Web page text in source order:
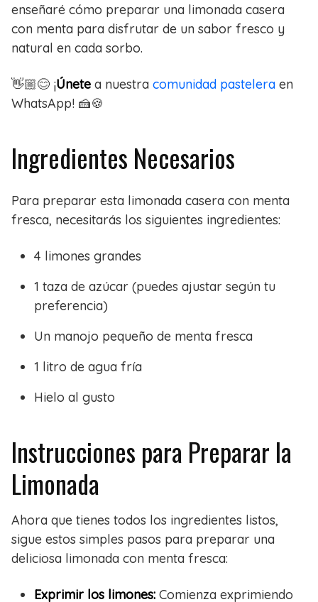
enseñaré cómo preparar una limonada casera
con menta para disfrutar de un sabor fresco y
natural en cada sorbo.
👋🏼😊 ¡Únete a nuestra comunidad pastelera en
WhatsApp! 🍰🍪
Ingredientes Necesarios
Para preparar esta limonada casera con menta
fresca, necesitarás los siguientes ingredientes:
4 limones grandes
1 taza de azúcar (puedes ajustar según tu
preferencia)
Un manojo pequeño de menta fresca
1 litro de agua fría
Hielo al gusto
Instrucciones para Preparar la
Limonada
Ahora que tienes todos los ingredientes listos,
sigue estos simples pasos para preparar una
deliciosa limonada con menta fresca:
Exprimir los limones: Comienza exprimiendo